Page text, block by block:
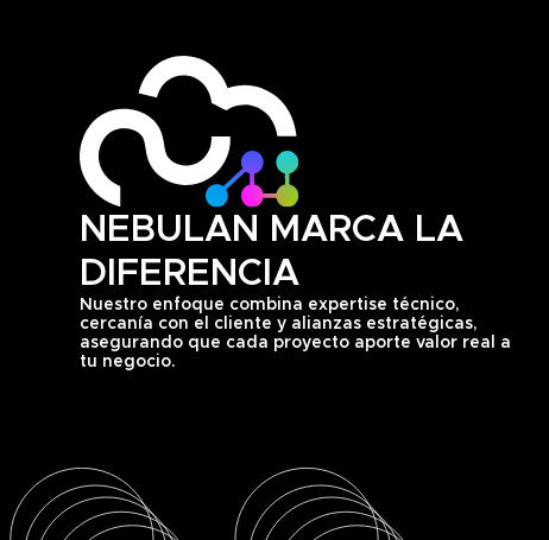
NEBULAN MARCA LA
DIFERENCIA
Nuestro enfoque combina expertise técnico,
cercanía con el cliente y alianzas estratégicas,
asegurando que cada proyecto aporte valor real a
tu negocio.